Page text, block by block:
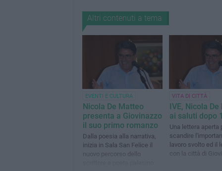
Altri contenuti a tema
EVENTI E CULTURA
Nicola De Matteo
presenta a Giovinazzo
il suo primo romanzo
Dalla poesia alla narrativa,
inizia in Sala San Felice il
nuovo percorso dello
VITA DI CITTÀ
IVE, Nicola
ai saluti dopo
Una lettera aperta
scandire
lavoro svolto ed il
con la città di